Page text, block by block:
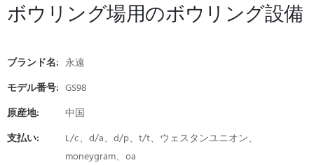
ボウリング場用のボウリング設備
ブランド名: 永遠
モデル番号: GS98
原産地:
中国
支払い:
L/c、d/a、d/p、t/t、ウェスタンユニオン、
moneygram、oa